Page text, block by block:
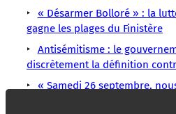
« Désarmer Bolloré » : la
gagne les plages du Finistère
Antisémitisme : le
discrètement la définition
« Samedi 26 septembre,
appel citoyen pour un plan